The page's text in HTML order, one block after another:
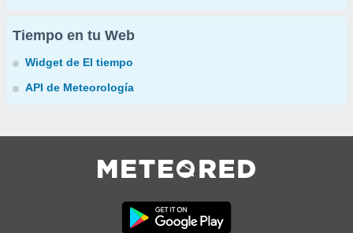
Tiempo en tu Web
Widget de El tiempo
API de Meteorología